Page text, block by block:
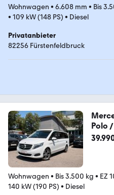
Wohnwagen • 6.608 mm • Bis
• 109 kW (148 PS) • Diesel
Privatanbieter
82256 Fürstenfeldbruck
Polo
|ACC
Wohnwagen • Bis 3.500 kg • EZ
140 kW (190 PS) • Diesel